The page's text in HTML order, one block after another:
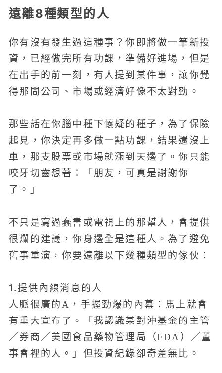
遠離8種類型的人
你有沒有發生過這種事？你即將做一筆新投
資，已經做完所有功課，準備好進場，但是
在出手的前一刻，有人提到某件事，讓你覺
得那間公司、市場或經濟好像不太對勁。
那些話在你腦中種下懷疑的種子，為了保險
起見，你決定再多做一點功課，結果還沒上
車，那支股票或市場就漲到天邊了。你只能
咬牙切齒想著：「朋友，可真是謝謝你
了。」
不只是寫過蠢書或電視上的那幫人，會提供
很爛的建議，你身邊全是這種人。為了避免
舊事重演，你要遠離以下幾種類型的傢伙：
1.提供內線消息的人
人脈很廣的A，手握勁爆的內幕：馬上就會
有重大宣布了。「我認識某對沖基金的主管
／券商／美國食品藥物管理局（FDA）／董
事會裡的人。」但投資紀錄卻奇差無比。